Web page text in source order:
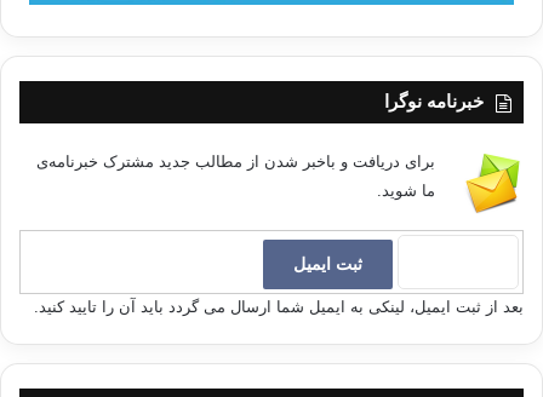
خبرنامه نوگرا
برای دریافت و باخبر شدن از مطالب جدید مشترک خبرنامه‌ی
ما شوید.
بعد از ثبت ایمیل، لینکی به ایمیل شما ارسال می گردد باید آن را تایید کنید.